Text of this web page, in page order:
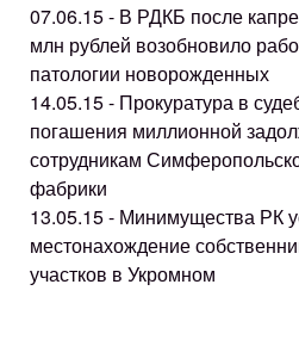
07.06.15 - В РДКБ после
млн рублей возобновило
патологии новорожденных
14.05.15 - Прокуратура в
погашения миллионной
сотрудникам
фабрики
13.05.15 - Минимущества РК
местонахождение
участков в Укромном